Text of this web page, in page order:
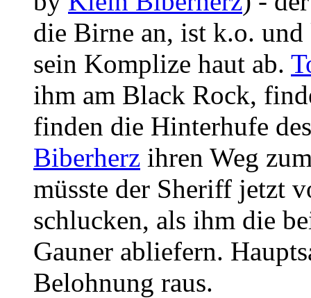
die Birne an, ist k.o.
sein Komplize haut ab.
ihm am Black Rock,
finden die Hinterhufe
Biberherz ihren Weg
müsste der Sheriff jetzt
schlucken, als ihm die
Gauner abliefern.
Belohnung raus.